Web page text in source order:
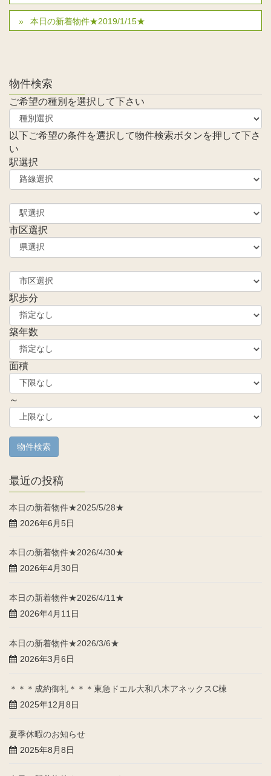
本日の新着物件★2019/1/15★
物件検索
ご希望の種別を選択して下さい
以下ご希望の条件を選択して物件検索ボタンを押して下さ
い
駅選択
市区選択
駅歩分
築年数
面積
～
最近の投稿
本日の新着物件★2025/5/28★
2026年6月5日
本日の新着物件★2026/4/30★
2026年4月30日
本日の新着物件★2026/4/11★
2026年4月11日
本日の新着物件★2026/3/6★
2026年3月6日
＊＊＊成約御礼＊＊＊東急ドエル大和八木アネックスC棟
2025年12月8日
夏季休暇のお知らせ
2025年8月8日